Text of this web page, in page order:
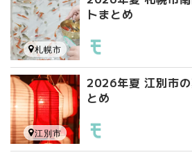
トまとめ
札幌市
2026年夏 江別市
とめ
江別市